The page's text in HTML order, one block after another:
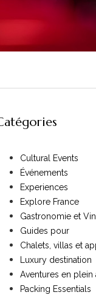
Cultural Events
Événements
Experiences
Explore France
Gastronomie et Vin
Guides pour
Chalets, villas et
Luxury destination
Aventures en plein
Packing Essentials